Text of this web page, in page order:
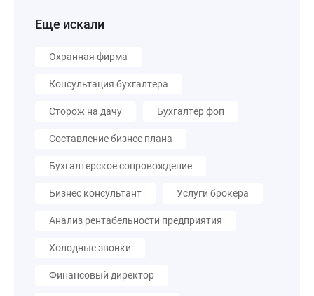
Еще искали
Охранная фирма
Консультация бухгалтера
Сторож на дачу Бухгалтер фоп
Составление бизнес плана
Бухгалтерское сопровождение
Бизнес консультант Услуги брокера
Анализ рентабельности предприятия
Холодные звонки
Финансовый директор